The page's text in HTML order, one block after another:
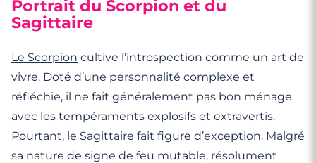
Portrait du Scorpion et du
Sagittaire
Le Scorpion cultive l’introspection comme un art de
vivre. Doté d’une personnalité complexe et
réfléchie, il ne fait généralement pas bon ménage
avec les tempéraments explosifs et extravertis.
Pourtant, le Sagittaire fait figure d’exception. Malgré
sa nature de signe de feu mutable, résolument